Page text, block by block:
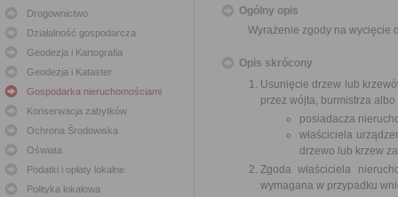
Drogownictwo
Działalność gospodarcza
Geodezja i Kartografia
Geodezja i Kataster
Gospodarka nieruchomościami
Konserwacja zabytków
Ochrona Środowiska
Oświata
Podatki i opłaty lokalne
Polityka lokalowa
Ogólny opis
Wyrażenie zgody na wycięcie
Opis skrócony
Usunięcie drzew lub
przez wójta, burmistrza
posiadacza
właściciela
drzewo lub krzew
Zgoda właściciela
wymagana w przypadku